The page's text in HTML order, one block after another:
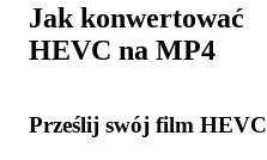
Jak konwertować
HEVC na MP4
Prześlij swój film HEVC